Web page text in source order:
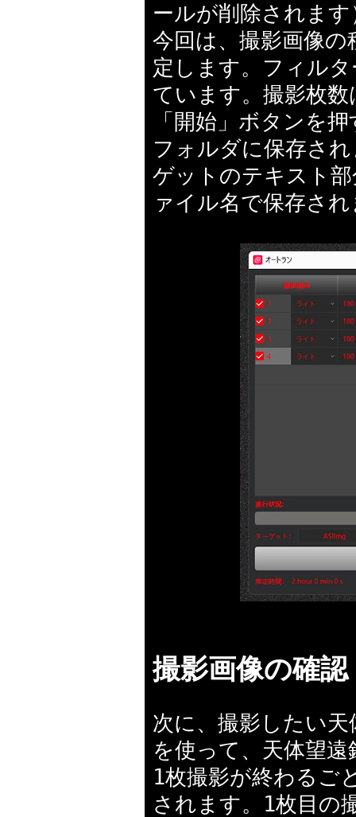
ールが削除されます
今回は、撮影画像
定します。フィル
ています。撮影枚
「開始」ボタンを
フォルダに保存さ
ゲットのテキスト
ァイル名で保存さ
撮影画像の確認
次に、撮影したい
を使って、天体望
1枚撮影が終わるご
されます。1枚目の